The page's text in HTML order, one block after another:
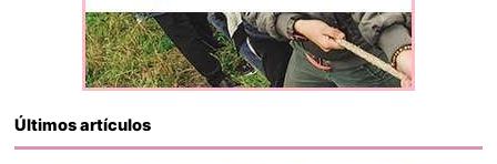
Últimos artículos